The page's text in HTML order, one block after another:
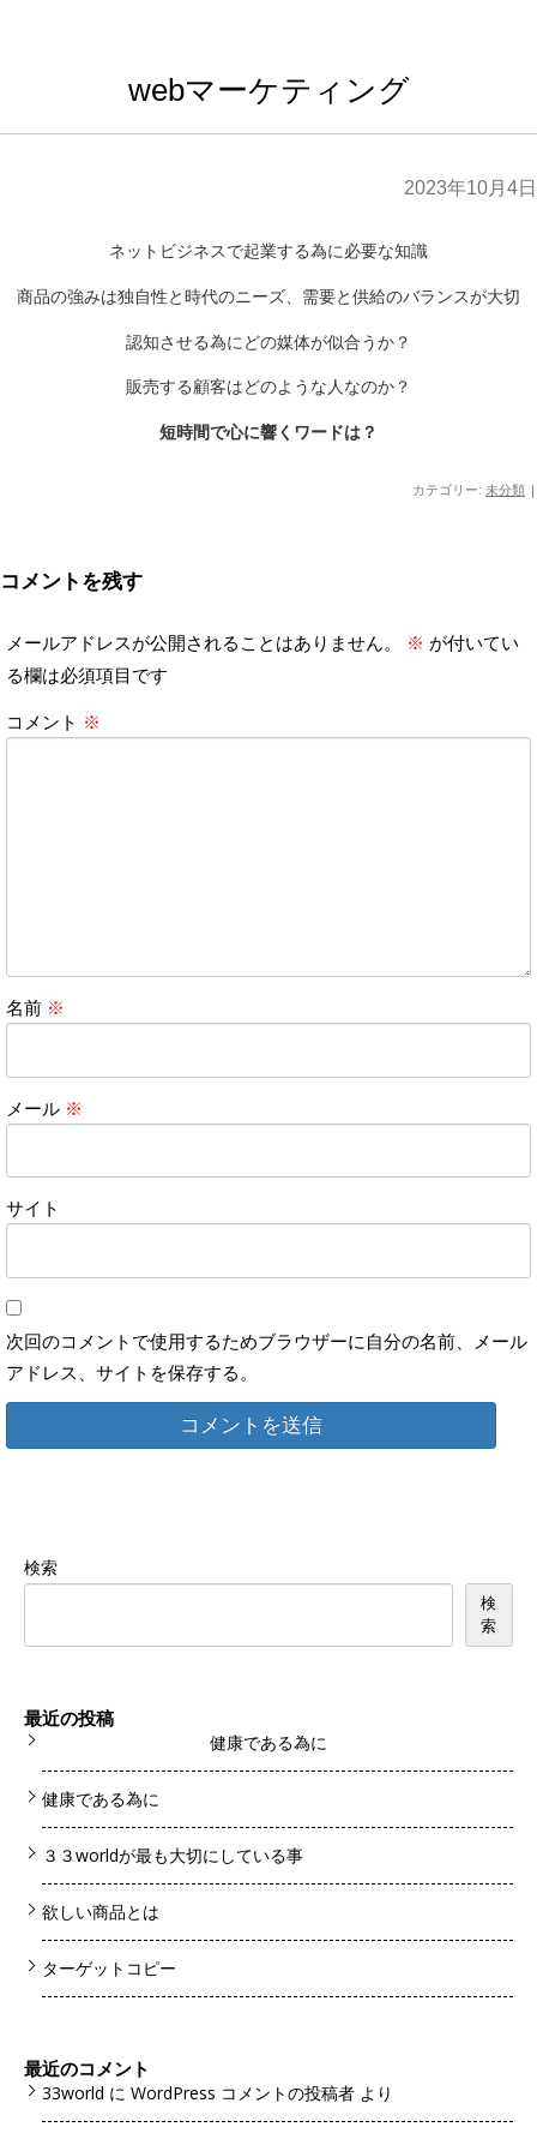
webマーケティング
2023年10月4日
ネットビジネスで起業する為に必要な知識
商品の強みは独自性と時代のニーズ、需要と供給のバランスが大切
認知させる為にどの媒体が似合うか？
販売する顧客はどのような人なのか？
短時間で心に響くワードは？
カテゴリー: 未分類 |
コメントを残す
メールアドレスが公開されることはありません。 ※ が付いてい
る欄は必須項目です
コメント ※
名前 ※
メール ※
サイト
次回のコメントで使用するためブラウザーに自分の名前、メール
アドレス、サイトを保存する。
検索
検
索
最近の投稿
健康である為に
健康である為に
３３worldが最も大切にしている事
欲しい商品とは
ターゲットコピー
最近のコメント
33world に WordPress コメントの投稿者 より